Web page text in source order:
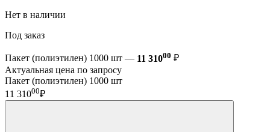
Нет в наличии
Под заказ
Пакет (полиэтилен) 1000 шт — 11 31000 ₽
Актуальная цена по запросу
Пакет (полиэтилен) 1000 шт
11 31000₽